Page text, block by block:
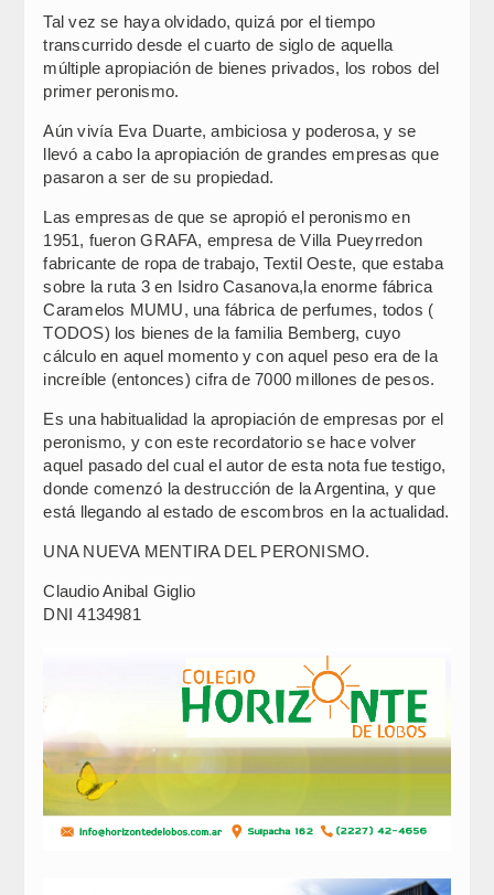
Tal vez se haya olvidado, quizá por el tiempo
transcurrido desde el cuarto de siglo de aquella
múltiple apropiación de bienes privados, los robos del
primer peronismo.
Aún vivía Eva Duarte, ambiciosa y poderosa, y se
llevó a cabo la apropiación de grandes empresas que
pasaron a ser de su propiedad.
Las empresas de que se apropió el peronismo en
1951, fueron GRAFA, empresa de Villa Pueyrredon
fabricante de ropa de trabajo, Textil Oeste, que estaba
sobre la ruta 3 en Isidro Casanova,la enorme fábrica
Caramelos MUMU, una fábrica de perfumes, todos (
TODOS) los bienes de la familia Bemberg, cuyo
cálculo en aquel momento y con aquel peso era de la
increíble (entonces) cifra de 7000 millones de pesos.
Es una habitualidad la apropiación de empresas por el
peronismo, y con este recordatorio se hace volver
aquel pasado del cual el autor de esta nota fue testigo,
donde comenzó la destrucción de la Argentina, y que
está llegando al estado de escombros en la actualidad.
UNA NUEVA MENTIRA DEL PERONISMO.
Claudio Anibal Giglio
DNI 4134981